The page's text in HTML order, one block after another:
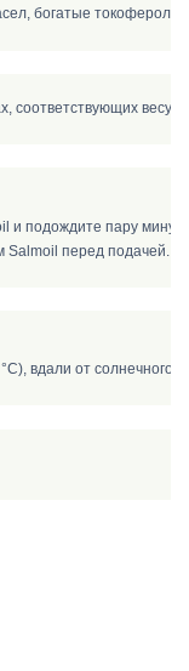
соответствующих весу
и подождите пару минут,
перед подачей.